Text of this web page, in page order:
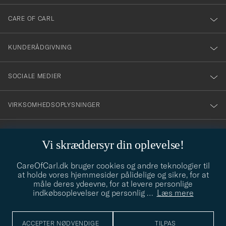
Vi skræddersyr din oplevelse!
CareOfCarl.dk bruger cookies og andre teknologier til
at holde vores hjemmesider pålidelige og sikre, for at
måle deres ydeevne, for at levere personlige
indkøbsoplevelser og personlig … Læs mere
ACCEPTER NØDVENDIGE TILPAS
till
vårt
nyhetsbrev!
CARE OF CARL
KUNDERÅDGIVNING
SOCIALE MEDIER
VIRKSOMHEDSOPLYSNINGER
info@careofcarl.dk
Behøver du hjælp til at finde din stil? Lad os hjælpe dig, vi hjælper
gerne til!
STILRÅD